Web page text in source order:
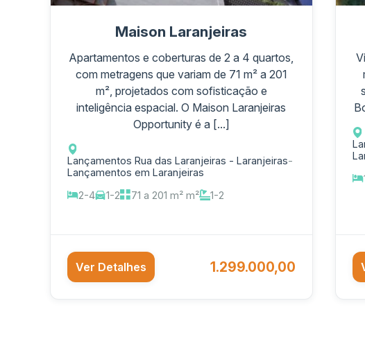
Maison Laranjeiras
Apartamentos e coberturas de 2 a 4 quartos,
com metragens que variam de 71 m² a 201
m², projetados com sofisticação e
inteligência espacial. O Maison Laranjeiras
Opportunity é a [...]
Lançamentos Rua das Laranjeiras - Laranjeiras-
Lançamentos em Laranjeiras
2-4
1-2 71 a 201 m² m² 1-2
Ver Detalhes 1.299.000,00